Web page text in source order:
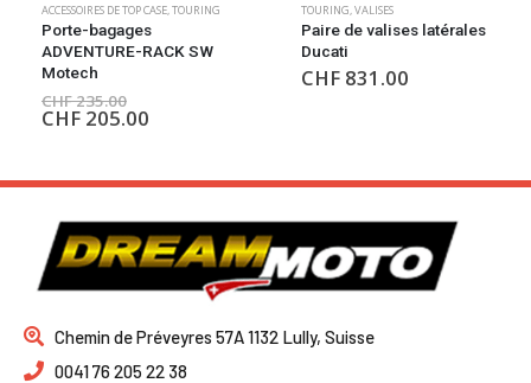
ACCESSOIRES DE TOP CASE,TOURING
Porte-bagages
ADVENTURE-RACK SW
Motech
CHF235.00
CHF 205.00
TOURING,VALISES
Paire de valises latérales
Ducati
CHF 831.00
Chemin de Préveyres 57A 1132 Lully, Suisse
0041 76 205 22 38